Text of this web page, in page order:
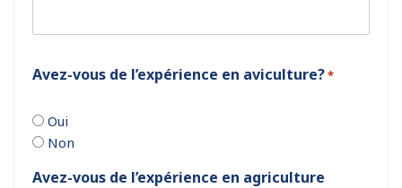
Avez-vous de l’expérience en aviculture?*
Oui
Non
Avez-vous de l’expérience en agriculture